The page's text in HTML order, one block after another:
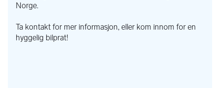
Norge.
Ta kontakt for mer informasjon, eller kom innom for en
hyggelig bilprat!